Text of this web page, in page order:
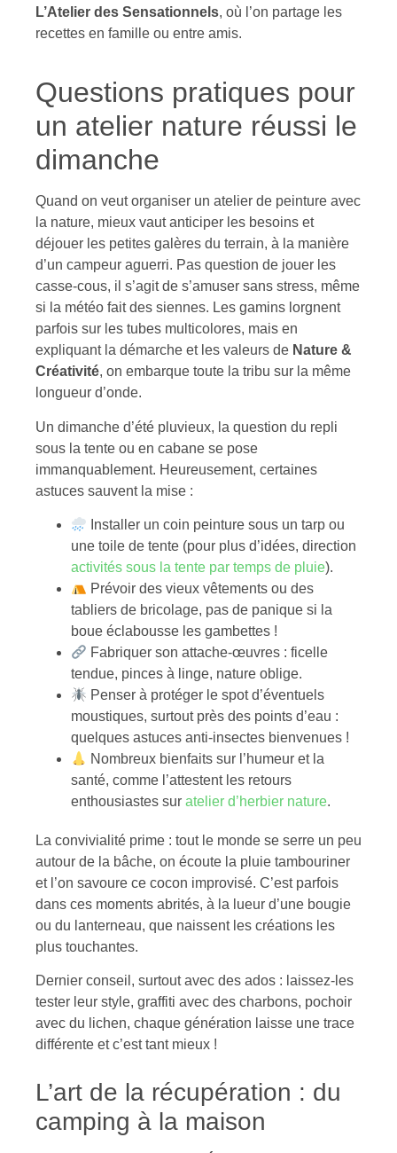
L’Atelier des Sensationnels, où l’on partage les
recettes en famille ou entre amis.
Questions pratiques pour
un atelier nature réussi le
dimanche
Quand on veut organiser un atelier de peinture avec
la nature, mieux vaut anticiper les besoins et
déjouer les petites galères du terrain, à la manière
d’un campeur aguerri. Pas question de jouer les
casse-cous, il s’agit de s’amuser sans stress, même
si la météo fait des siennes. Les gamins lorgnent
parfois sur les tubes multicolores, mais en
expliquant la démarche et les valeurs de Nature &
Créativité, on embarque toute la tribu sur la même
longueur d’onde.
Un dimanche d’été pluvieux, la question du repli
sous la tente ou en cabane se pose
immanquablement. Heureusement, certaines
astuces sauvent la mise :
Installer un coin peinture sous un tarp ou
une toile de tente (pour plus d’idées, direction
activités sous la tente par temps de pluie).
Prévoir des vieux vêtements ou des
tabliers de bricolage, pas de panique si la
boue éclabousse les gambettes !
Fabriquer son attache-œuvres : ficelle
tendue, pinces à linge, nature oblige.
Penser à protéger le spot d’éventuels
moustiques, surtout près des points d’eau :
quelques astuces anti-insectes bienvenues !
Nombreux bienfaits sur l’humeur et la
santé, comme l’attestent les retours
enthousiastes sur atelier d’herbier nature.
La convivialité prime : tout le monde se serre un peu
autour de la bâche, on écoute la pluie tambouriner
et l’on savoure ce cocon improvisé. C’est parfois
dans ces moments abrités, à la lueur d’une bougie
ou du lanterneau, que naissent les créations les
plus touchantes.
Dernier conseil, surtout avec des ados : laissez-les
tester leur style, graffiti avec des charbons, pochoir
avec du lichen, chaque génération laisse une trace
différente et c’est tant mieux !
L’art de la récupération : du
camping à la maison